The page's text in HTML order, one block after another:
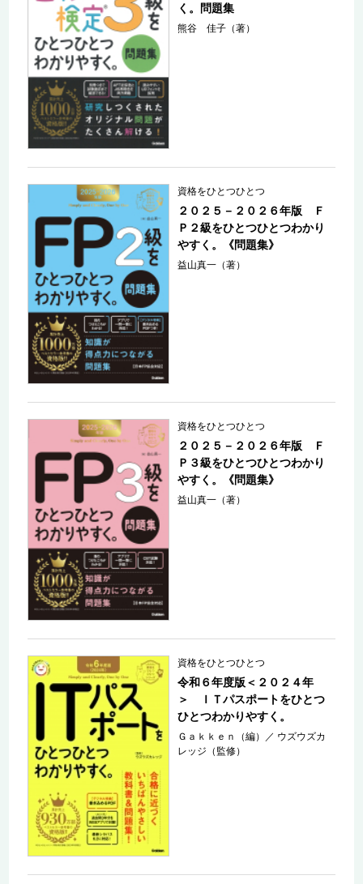
く。問題集
熊谷 佳子（著）
資格をひとつひとつ
２０２５－２０２６年版 Ｆ
Ｐ２級をひとつひとつわかり
やすく。《問題集》
益山真一（著）
資格をひとつひとつ
２０２５－２０２６年版 Ｆ
Ｐ３級をひとつひとつわかり
やすく。《問題集》
益山真一（著）
資格をひとつひとつ
令和６年度版＜２０２４年
＞ ＩＴパスポートをひとつ
ひとつわかりやすく。
Ｇａｋｋｅｎ（編） ／ ウズウズカ
レッジ（監修）